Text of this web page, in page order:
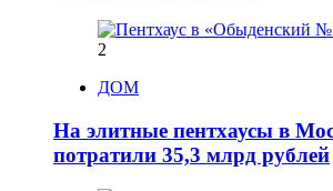
2
ДОМ
На элитные пентхаусы в
потратили 35,3 млрд рублей